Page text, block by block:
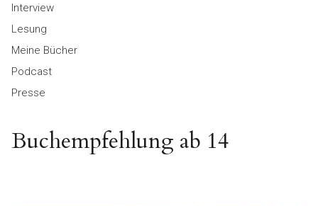
Interview
Lesung
Meine Bücher
Podcast
Presse
Buchempfehlung ab 14